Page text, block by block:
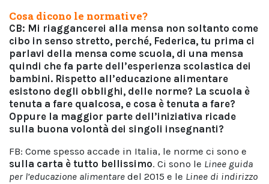
Cosa dicono le normative?
CB: Mi riaggancerei alla mensa non soltanto come
cibo in senso stretto, perché, Federica, tu prima ci
parlavi della mensa come scuola, di una mensa
quindi che fa parte dell’esperienza scolastica dei
bambini. Rispetto all’educazione alimentare
esistono degli obblighi, delle norme? La scuola è
tenuta a fare qualcosa, e cosa è tenuta a fare?
Oppure la maggior parte dell’iniziativa ricade
sulla buona volontà dei singoli insegnanti?
FB: Come spesso accade in Italia, le norme ci sono e
sulla carta è tutto bellissimo. Ci sono le Linee guida
per l’educazione alimentare del 2015 e le Linee di indirizzo